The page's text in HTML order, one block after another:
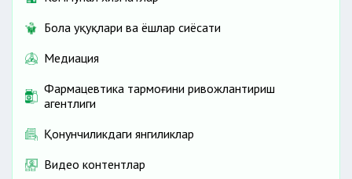
Бола ҳуқуқлари ва ёшлар сиёсати
Медиация
Фармацевтика тармоғини ривожлантириш
агентлиги
Қонунчиликдаги янгиликлар
Видео контентлар